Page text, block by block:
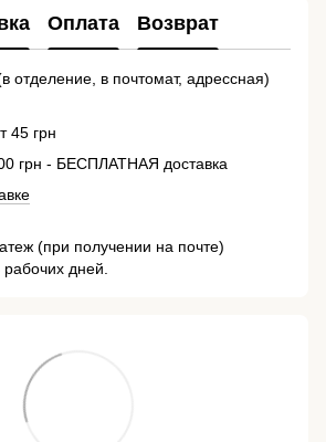
Оплата Возврат
отделение, в почтомат, адрессная)
45 грн
грн - БЕСПЛАТНАЯ доставка
(при получении на почте)
дней.